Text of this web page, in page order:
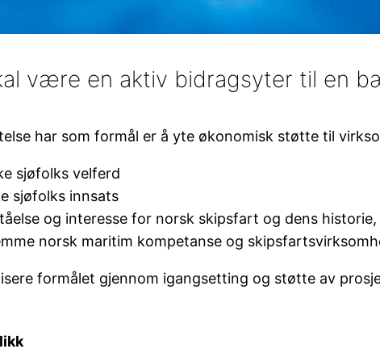
være en aktiv bidragsyter til en
har som formål er å yte økonomisk støtte til
sjøfolks velferd
sjøfolks innsats
og interesse for norsk skipsfart og dens
norsk maritim kompetanse og
formålet gjennom igangsetting og støtte av